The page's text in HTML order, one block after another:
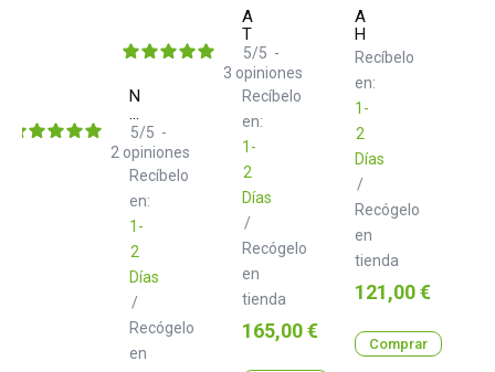
Neo
d+
XLR
Class
B
3.0
m
Recíbelo
en:
1-
2
Días
/
Recógelo
en
5/5 -
2 opiniones
Adam
T5V
Recíbelo
en:
1-
2
Días
/
Recógelo
en
tienda
5/5 -
3 opiniones
Precio
165,00 €
Adam
H200
Recíbelo
en:
1-
2
Días
/
Recógelo
en
tienda
Precio
121,00 €
Comprar